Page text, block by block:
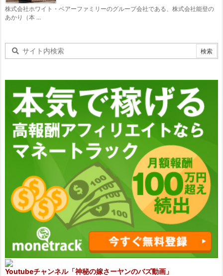
株式会社ホワイト・ベアーファミリーのグループ会社である、株式会社能登の
あかり（本 ...
Youtubeチャンネル「神秘の嫁さーヤンのバズ動画」